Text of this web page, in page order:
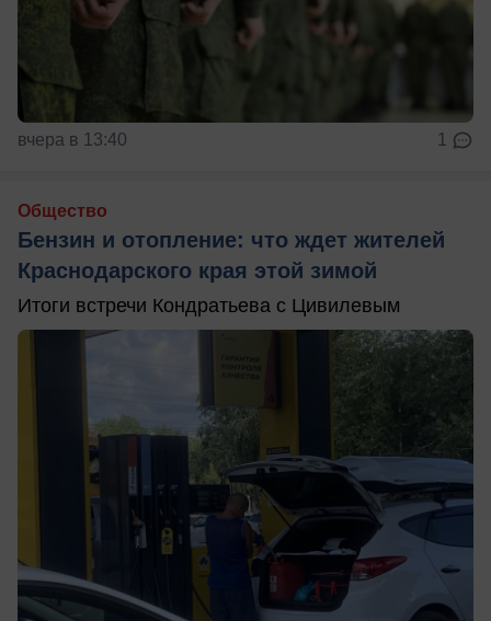
вчера в 13:40 1
Общество
Бензин и отопление: что ждет жителей
Краснодарского края этой зимой
Итоги встречи Кондратьева с Цивилевым